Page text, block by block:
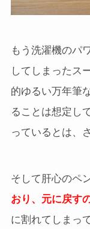
もう洗濯機のパ
してしまったス
的ゆるい万年筆
ることは想定し
っているとは、
そして肝心のペ
おり、元に戻す
に割れてしまっ